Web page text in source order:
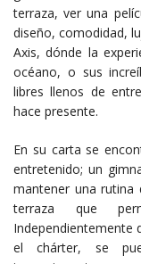
terraza, ver una
diseño, comodidad,
Axis, dónde la
océano, o sus
libres llenos de
hace presente.
En su carta se
entretenido; un
mantener una rutina
terraza que
Independientemente
el chárter, se